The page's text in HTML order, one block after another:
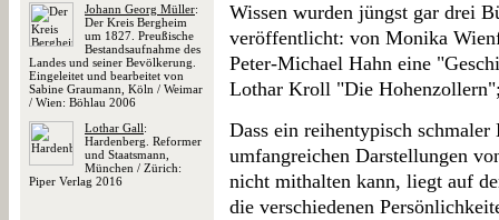
Johann Georg Müller:
Der Kreis Bergheim
um 1827. Preußische
Bestandsaufnahme des
Landes und seiner Bevölkerung.
Eingeleitet und bearbeitet von
Sabine Graumann, Köln / Weimar
/ Wien: Böhlau 2006
Lothar Gall:
Hardenberg. Reformer
und Staatsmann,
München / Zürich:
Piper Verlag 2016
Wissen wurden jüngst gar drei
veröffentlicht: von Monika
Peter-Michael Hahn eine
Lothar Kroll "Die
Dass ein reihentypisch
umfangreichen Darstellungen
nicht mithalten kann, liegt auf
die verschiedenen